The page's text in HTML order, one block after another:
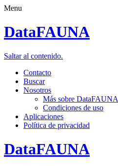
Menu
DataFAUNA
Saltar al contenido.
Contacto
Buscar
Nosotros
Más sobre DataFAUNA
Condiciones de uso
Aplicaciones
Política de privacidad
DataFAUNA